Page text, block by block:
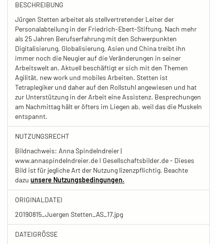
BESCHREIBUNG
Jürgen Stetten arbeitet als stellvertretender Leiter der
Personalabteilung in der Friedrich-Ebert-Stiftung. Nach mehr
als 25 Jahren Berufserfahrung mit den Schwerpunkten
Digitalisierung, Globalisierung, Asien und China treibt ihn
immer noch die Neugier auf die Veränderungen in seiner
Arbeitswelt an. Aktuell beschäftigt er sich mit den Themen
Agilität, new work und mobiles Arbeiten. Stetten ist
Tetraplegiker und daher auf den Rollstuhl angewiesen und hat
zur Unterstützung in der Arbeit eine Assistenz. Besprechungen
am Nachmittag hält er öfters im Liegen ab, weil das die Muskeln
entspannt.
NUTZUNGSRECHT
Bildnachweis: Anna Spindelndreier |
www.annaspindelndreier.de I Gesellschaftsbilder.de - Dieses
Bild ist für jegliche Art der Nutzung lizenzpflichtig. Beachte
dazu unsere Nutzungsbedingungen.
ORIGINALDATEI
20190815_Juergen Stetten_AS_17.jpg
DATEIGRÖSSE